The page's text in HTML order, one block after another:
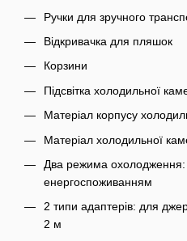
Ручки для зручного
Відкривачка для пляшок
Корзини
Підсвітка холодильної
Матеріал корпусу
Матеріал холодильної
Два режима
енергоспоживанням
2 типи адаптерів: для
2 м